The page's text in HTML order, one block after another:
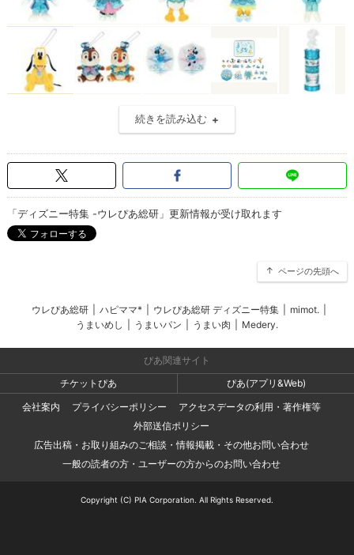
続きを読み込む
「ディズニー特集 -ウレぴあ総研」更新情報が受け取れます
ページの先頭へ
ウレぴあ総研 ハピママ* ウレぴあ総研 ディズニー特集 mimot.
うまいめし
うまいパン うまい肉 Medery.
ぴあ関連サイト
チケットぴあ
ぴあ(アプリ&Web)
会社案内
プライバシーポリシー
アクセスデータの利用・著作権等
外部送信ポリシー
広告出稿・お取り組みのご相談・情報掲載・その他お問い合わせ
一般の読者の方・ユーザーの方からのお問い合わせ
Copyright (C) PIA Corporation. All Rights Reserved.